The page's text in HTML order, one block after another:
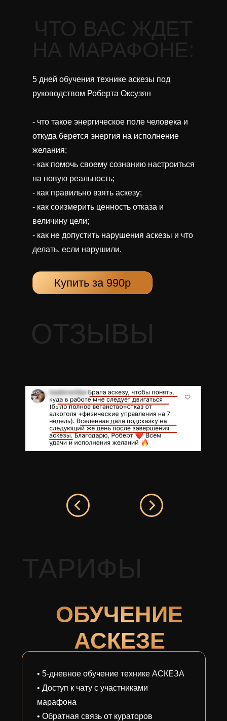
ЧТО ВАС ЖДЕТ
НА МАРАФОНЕ:
5 дней обучения технике аскезы под
руководством Роберта Оксузян
- что такое энергическое поле человека и
откуда берется энергия на исполнение
желания;
- как помочь своему сознанию настроиться
на новую реальность;
- как правильно взять аскезу;
- как соизмерить ценность отказа и
величину цели;
- как не допустить нарушения аскезы и что
делать, если нарушили.
Купить за 990р
ОТЗЫВЫ
ТАРИФЫ
ОБУЧЕНИЕ
АСКЕЗЕ
• 5-дневное обучение технике АСКЕЗА
• Доступ к чату с участниками
марафона
• Обратная связь от кураторов